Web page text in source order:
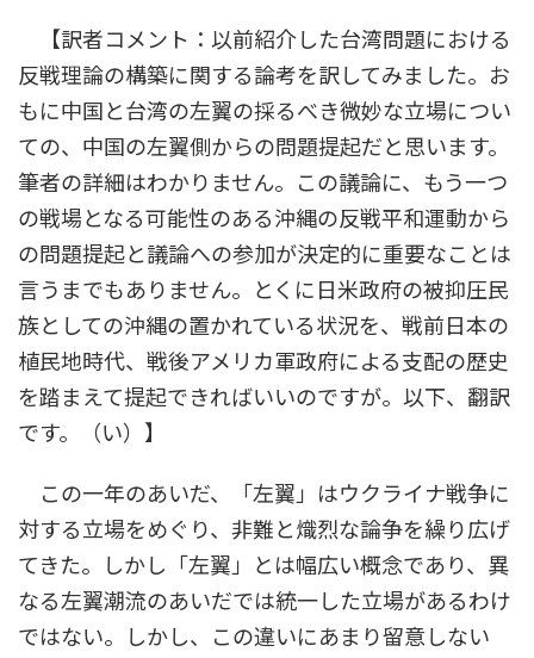
【訳者コメント：以前紹介した台湾問題における
反戦理論の構築に関する論考を訳してみました。お
もに中国と台湾の左翼の採るべき微妙な立場につい
ての、中国の左翼側からの問題提起だと思います。
筆者の詳細はわかりません。この議論に、もう一つ
の戦場となる可能性のある沖縄の反戦平和運動から
の問題提起と議論への参加が決定的に重要なことは
言うまでもありません。とくに日米政府の被抑圧民
族としての沖縄の置かれている状況を、戦前日本の
植民地時代、戦後アメリカ軍政府による支配の歴史
を踏まえて提起できればいいのですが。以下、翻訳
です。（い）】
この一年のあいだ、「左翼」はウクライナ戦争に
対する立場をめぐり、非難と熾烈な論争を繰り広げ
てきた。しかし「左翼」とは幅広い概念であり、異
なる左翼潮流のあいだでは統一した立場があるわけ
ではない。しかし、この違いにあまり留意しない